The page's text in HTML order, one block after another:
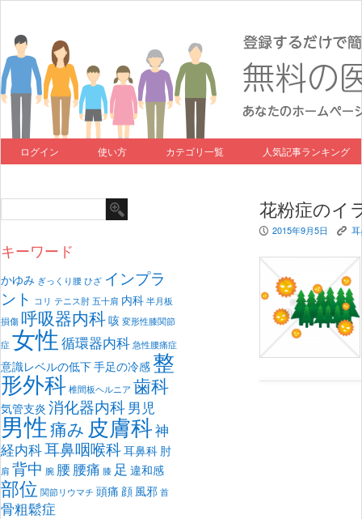
ログイン 使い方 カテゴリ一覧 人気記事ランキング
キーワード
かゆみ ぎっくり腰 ひざ インプラ
ント コリ テニス肘 五十肩 内科 半月板
損傷 呼吸器内科咳 変形性膝関節
症 女性循環器内科 急性腰痛症
意識レベルの低下手足の冷感整
形外科 椎間板ヘルニア 歯科
気管支炎消化器内科男児
男性痛み皮膚科神
経内科耳鼻咽喉科耳鼻科肘
肩 背中 腕 腰腰痛 膝 足 違和感
部位 関節リウマチ 頭痛 顔 風邪 首
骨粗鬆症
花粉症のイ
P 2015年9月5日 K